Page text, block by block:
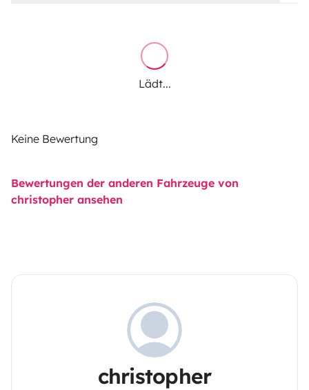
Lädt...
Keine Bewertung
Bewertungen der anderen Fahrzeuge von
christopher ansehen
christopher